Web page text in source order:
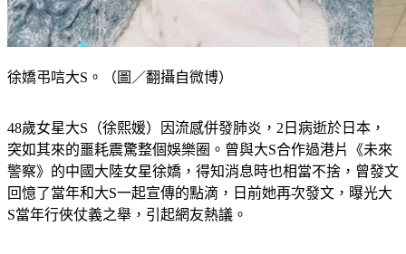
徐嬌弔唁大S。（圖／翻攝自微博）
48歲女星大S（徐熙媛）因流感併發肺炎，2日病逝於日本，
突如其來的噩耗震驚整個娛樂圈。曾與大S合作過港片《未來
警察》的中國大陸女星徐嬌，得知消息時也相當不捨，曾發文
回憶了當年和大S一起宣傳的點滴，日前她再次發文，曝光大
S當年行俠仗義之舉，引起網友熱議。